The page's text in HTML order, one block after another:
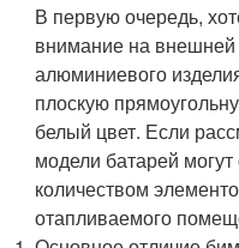
В первую очередь,
внимание на внешней
алюминиевого
плоскую
белый цвет. Если
модели батарей
количеством
отапливаемого